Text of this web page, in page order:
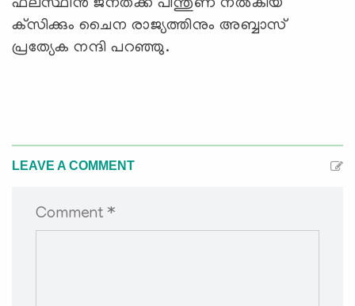
ഫലസ്ഥീന്‍ ജനതക്ക് പിന്തുണ നല്‍കിയ
ക്‌സിക്കും ചൈന രാജ്യത്തിനും അബ്ബാസ്
പ്രത്യേക നന്ദി പറഞ്ഞു.
LEAVE A COMMENT
Comment *